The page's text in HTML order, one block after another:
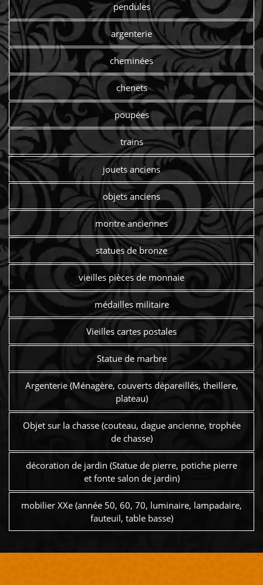
pendules
argenterie
cheminées
chenets
poupées
trains
jouets anciens
objets anciens
montre anciennes
statues de bronze
vieilles pièces de monnaie
médailles militaire
Vieilles cartes postales
Statue de marbre
Argenterie (Ménagère, couverts dépareillés, theillere,
plateau)
Objet sur la chasse (couteau, dague ancienne, trophée
de chasse)
décoration de jardin (Statue de pierre, potiche pierre
et fonte salon de jardin)
mobilier XXe (année 50, 60, 70, luminaire, lampadaire,
fauteuil, table basse)